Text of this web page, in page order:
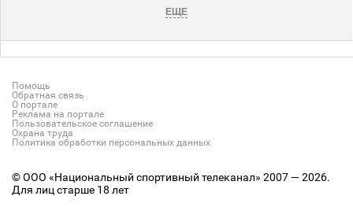
ЕЩЕ
Помощь
Обратная связь
О портале
Реклама на портале
Пользовательское соглашение
Охрана труда
Политика обработки персональных данных
© ООО «Национальный спортивный телеканал» 2007 — 2026.
Для лиц старше 18 лет